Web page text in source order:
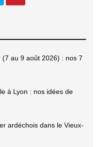
au 9 août 2026) : nos 7
à Lyon : nos idées de
ardéchois dans le Vieux-